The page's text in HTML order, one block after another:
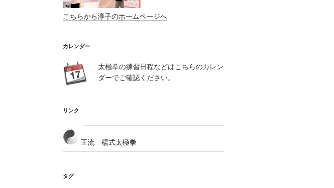
こちらから淳子のホームページへ
カレンダー
太極拳の練習日程などはこちらのカレン
ダーでご確認ください。
リンク
王流 楊式太極拳
タグ